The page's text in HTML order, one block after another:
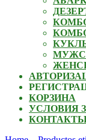
КОМБО
КУКЛЫ
КОРЗИНА
УСЛОВИЯ